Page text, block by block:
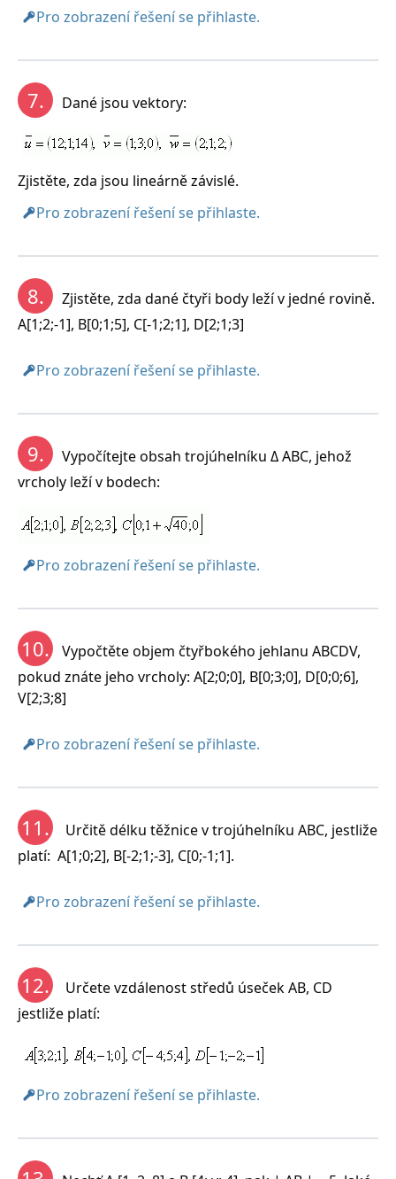
Pro zobrazení řešení se přihlaste.
7. Dané jsou vektory:
Zjistěte, zda jsou lineárně závislé.
Pro zobrazení řešení se přihlaste.
8.
Zjistěte, zda dané čtyři body leží v jedné rovině.
A[1;2;-1], B[0;1;5], C[-1;2;1], D[2;1;3]
Pro zobrazení řešení se přihlaste.
9.
Vypočítejte obsah trojúhelníku Δ ABC, jehož
vrcholy leží v bodech:
Pro zobrazení řešení se přihlaste.
10.
Vypočtěte objem čtyřbokého jehlanu ABCDV,
pokud znáte jeho vrcholy: A[2;0;0], B[0;3;0], D[0;0;6],
V[2;3;8]
Pro zobrazení řešení se přihlaste.
11.
Určitě délku těžnice v trojúhelníku ABC, jestliže
platí: A[1;0;2], B[-2;1;-3], C[0;-1;1].
Pro zobrazení řešení se přihlaste.
12.
Určete vzdálenost středů úseček AB, CD
jestliže platí:
Pro zobrazení řešení se přihlaste.